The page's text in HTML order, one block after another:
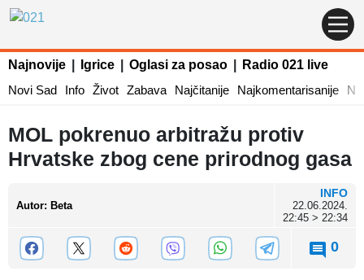
Najnovije Igrice Oglasi za posao
Radio 021 live
Novi Sad
Info Život Zabava Najčitanije Najkomentarisanije
MOL pokrenuo arbitražu protiv
Hrvatske zbog cene prirodnog gasa
Autor: Beta
INFO
22.06.2024.
22:45 > 22:34
0